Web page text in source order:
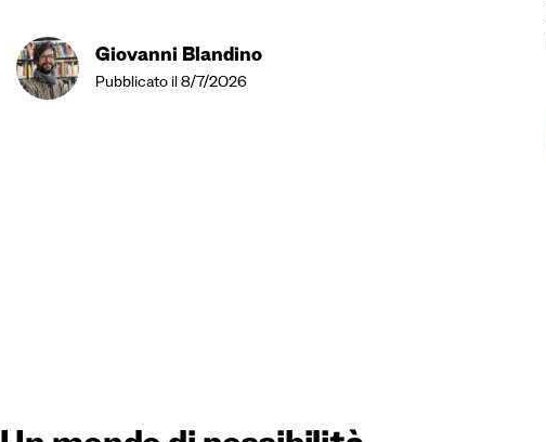
Giovanni Blandino
Pubblicato il 8/7/2026